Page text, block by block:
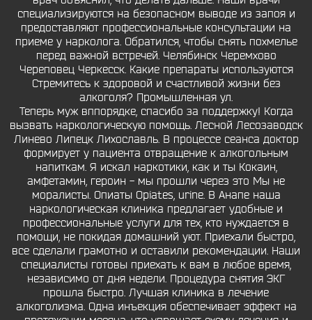
специализируются на безопасном выводе из запоя и
предоставляют профессиональные консультации на
приеме у нарколога. Обратился, чтобы снять похмелье
перед важной встречей. Челябинск Черемхово
Череповец Черкесск. Какие препараты используются
Стремитесь к здоровой и счастливой жизни без
алкоголя? Промышленная ул.
Теперь муж вппорядке, спасибо за поддержку! Когда
вызвать наркологическую помощь. Лесной Лесозаводск
Линево Липецк Лихославль. В процессе сеанса доктор
формирует у пациента отвращение к алкогольным
напиткам. Я искал наркотики, как и ты Кокаин,
амфетамин, героин - мы прошли через это Мы не
моралисты. Опиаты Opiates, urine. В Анапе наша
наркологическая клиника предлагает удобные и
профессиональные услуги для тех, кто нуждается в
помощи, не покидая домашний уют. Приехали быстро,
все сделали грамотно и оставили рекомендации. Наши
специалисты готовы приехать к вам в любое время,
независимо от дня недели. Процедура снятия ЭКГ
прошла быстро. Лучшая клиника в лечение
алкоголизма. Одна инъекция обеспечивает эффект на